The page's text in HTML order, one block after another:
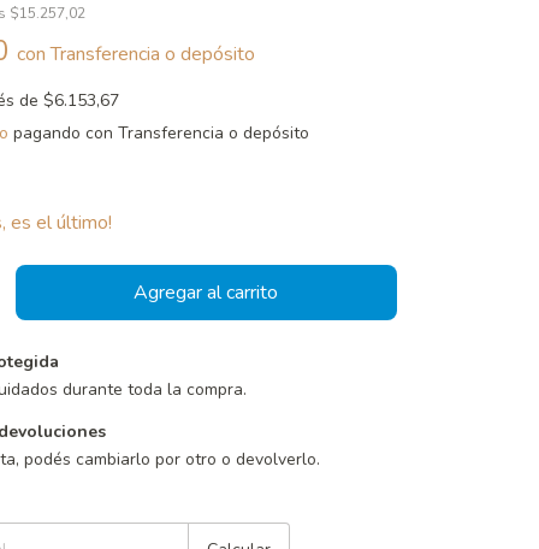
$15.257,02
con Transferencia o depósito
de $6.153,67
pagando con Transferencia o depósito
es el último!
durante toda la compra.
podés cambiarlo por otro o devolverlo.